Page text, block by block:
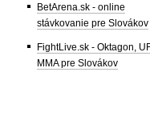
BetArena.sk - online
stávkovanie pre Slovákov
FightLive.sk - Oktagon,
MMA pre Slovákov